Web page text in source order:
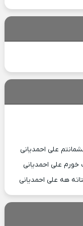
علی احمدیانی
خورم علی احمدیانی
هه علی احمدیانی